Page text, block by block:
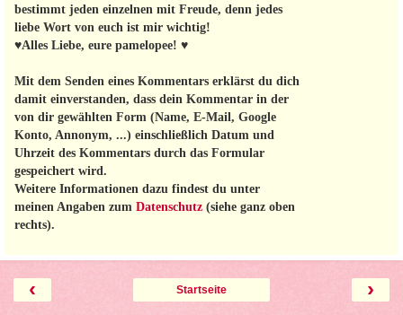
bestimmt jeden einzelnen mit Freude, denn jedes
liebe Wort von euch ist mir wichtig!
♥Alles Liebe, eure pamelopee! ♥
Mit dem Senden eines Kommentars erklärst du dich
damit einverstanden, dass dein Kommentar in der
von dir gewählten Form (Name, E-Mail, Google
Konto, Annonym, ...) einschließlich Datum und
Uhrzeit des Kommentars durch das Formular
gespeichert wird.
Weitere Informationen dazu findest du unter
meinen Angaben zum Datenschutz (siehe ganz oben
rechts).
‹ ›
Startseite